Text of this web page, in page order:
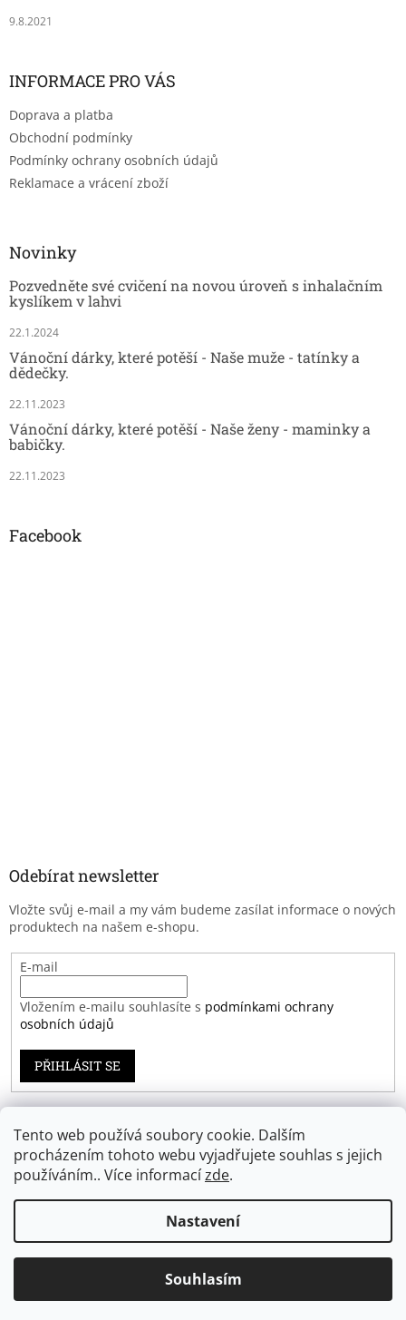
Tento web používá soubory cookie. Dalším
procházením tohoto webu vyjadřujete souhlas s jejich
používáním.. Více informacízde.
Nastavení
Souhlasím
9.8.2021
INFORMACE PRO VÁS
Doprava a platba
Obchodní podmínky
Podmínky ochrany osobních údajů
Reklamace a vrácení zboží
Novinky
Pozvedněte své cvičení na novou úroveň s inhalačním
kyslíkem v lahvi
22.1.2024
Vánoční dárky, které potěší - Naše muže - tatínky a
dědečky.
22.11.2023
Vánoční dárky, které potěší - Naše ženy - maminky a
babičky.
22.11.2023
Facebook
Odebírat newsletter
Vložte svůj e-mail a my vám budeme zasílat informace o nových
produktech na našem e-shopu.
E-mail
Vložením e-mailu souhlasíte s podmínkami ochrany
osobních údajů
PŘIHLÁSIT SE
Záruka spokojenosti
Vytvořil Shoptet
Eprodoma.cz. Všechna práva vyhrazena.